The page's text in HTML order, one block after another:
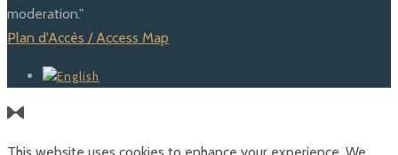
moderation."
Plan d'Accès / Access Map